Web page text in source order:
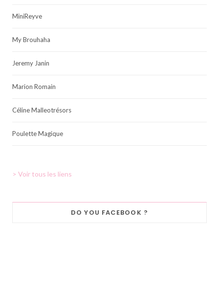
MiniReyve
My Brouhaha
Jeremy Janin
Marion Romain
Céline Malleotrésors
Poulette Magique
> Voir tous les liens
DO YOU FACEBOOK ?